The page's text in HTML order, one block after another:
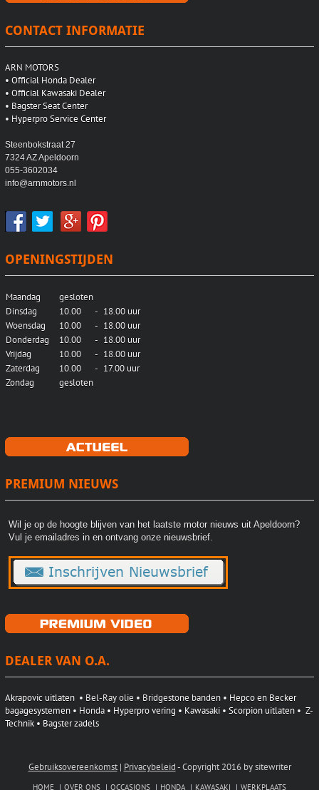
CONTACT INFORMATIE
ARN MOTORS
• Official Honda Dealer
• Official Kawasaki Dealer
• Bagster Seat Center
• Hyperpro Service Center
Steenbokstraat 27
7324 AZ Apeldoorn
055-3602034
info@arnmotors.nl
OPENINGSTIJDEN
Maandag
gesloten
Dinsdag
10.00 - 18.00 uur
Woensdag
10.00 - 18.00 uur
Donderdag
10.00 - 18.00 uur
Vrijdag
10.00 - 18.00 uur
Zaterdag
10.00 - 17.00 uur
Zondag
gesloten
PREMIUM NIEUWS
Wil je op de hoogte blijven van het laatste motor nieuws uit Apeldoorn?
Vul je emailadres in en ontvang onze nieuwsbrief.
DEALER VAN O.A.
Akrapovic uitlaten• Bel-Ray olie • Bridgestone banden • Hepco en Becker
bagagesystemen• Honda• Hyperpro vering • Kawasaki• Scorpion uitlaten• Z-
Technik• Bagster zadels
Gebruiksovereenkomst| Privacybeleid-Copyright 2016 by sitewriter
HOME OVER ONS OCCASIONS HONDA KAWASAKI WERKPLAATS